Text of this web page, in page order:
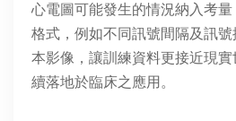
心電圖可能發生的情況納入考
格式，例如不同訊號間隔及訊
本影像，讓訓練資料更接近現
續落地於臨床之應用。